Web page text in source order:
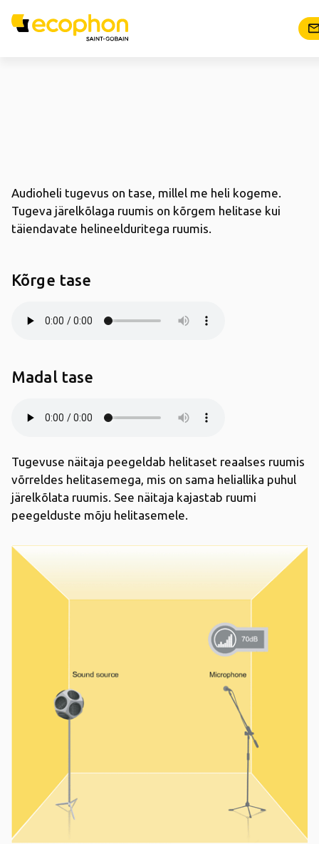
Audioheli tugevus on tase, millel me heli kogeme.
Tugeva järelkõlaga ruumis on kõrgem helitase kui
täiendavate helineelduritega ruumis.
Kõrge tase
Madal tase
Tugevuse näitaja peegeldab helitaset reaalses ruumis
võrreldes helitasemega, mis on sama heliallika puhul
järelkõlata ruumis. See näitaja kajastab ruumi
peegelduste mõju helitasemele.